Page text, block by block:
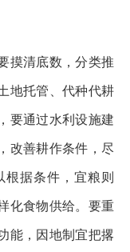
清底数，分类推
地托管、代种代耕
要通过水利设施建
改善耕作条件，尽
据条件，宜粮则
化食物供给。要重
能，因地制宜把撂